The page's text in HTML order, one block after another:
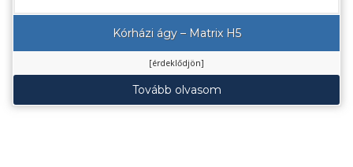
Kórházi ágy – Matrix H5
[érdeklődjön]
Tovább olvasom